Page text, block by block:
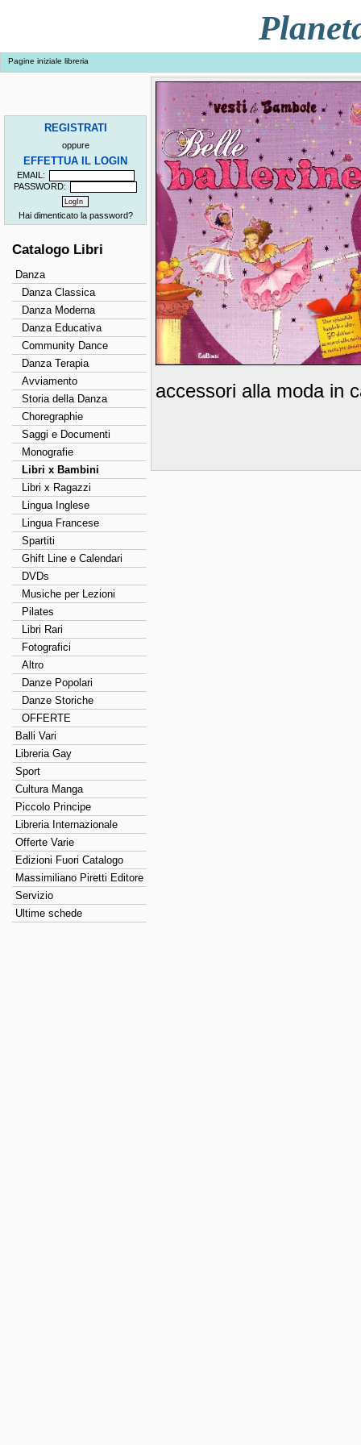
Pagine iniziale libreria
accessori alla moda in
REGISTRATI
oppure
EFFETTUA IL LOGIN
EMAIL:
PASSWORD:
Hai dimenticato la password?
Catalogo Libri
Danza
Danza Classica
Danza Moderna
Danza Educativa
Community Dance
Danza Terapia
Avviamento
Storia della Danza
Choregraphie
Saggi e Documenti
Monografie
Libri x Bambini
Libri x Ragazzi
Lingua Inglese
Lingua Francese
Spartiti
Ghift Line e Calendari
DVDs
Musiche per Lezioni
Pilates
Libri Rari
Fotografici
Altro
Danze Popolari
Danze Storiche
OFFERTE
Balli Vari
Libreria Gay
Sport
Cultura Manga
Piccolo Principe
Libreria Internazionale
Offerte Varie
Edizioni Fuori Catalogo
Massimiliano Piretti Editore
Servizio
Ultime schede